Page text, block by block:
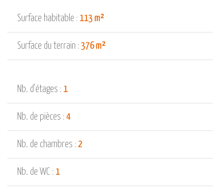
Surface habitable : 113 m²
Surface du terrain : 376 m²
Nb. d'étages : 1
Nb. de pièces : 4
Nb. de chambres : 2
Nb. de WC : 1